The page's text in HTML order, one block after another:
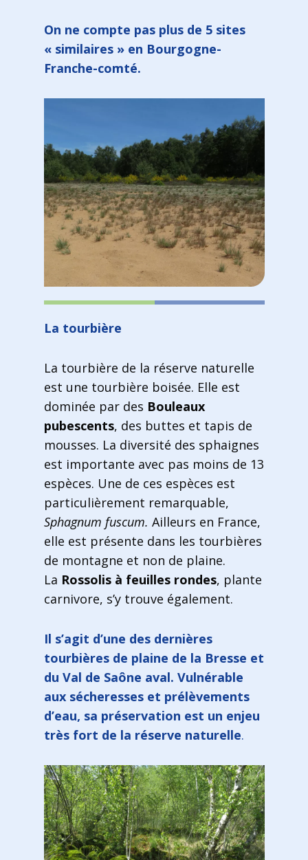
On ne compte pas plus de 5 sites
« similaires » en Bourgogne-
Franche-comté.
La tourbière
La tourbière de la réserve naturelle
est une tourbière boisée. Elle est
dominée par des Bouleaux
pubescents, des buttes et tapis de
mousses. La diversité des sphaignes
est importante avec pas moins de 13
espèces. Une de ces espèces est
particulièrement remarquable,
Sphagnum fuscum. Ailleurs en France,
elle est présente dans les tourbières
de montagne et non de plaine.
La Rossolis à feuilles rondes, plante
carnivore, s’y trouve également.
Il s’agit d’une des dernières
tourbières de plaine de la Bresse et
du Val de Saône aval. Vulnérable
aux sécheresses et prélèvements
d’eau, sa préservation est un enjeu
très fort de la réserve naturelle.